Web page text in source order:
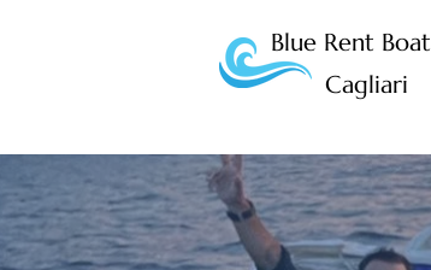
Blue Rent Boat
Cagliari